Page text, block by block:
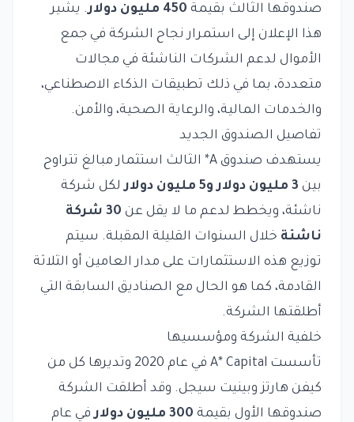
صندوقها الثالث بقيمة 450 مليون دولار
. يشير
هذا الإعلان إلى استمرار نجاح الشركة في جمع
الأموال لدعم الشركات الناشئة في مجالات
متعددة، بما في ذلك تطبيقات الذكاء الاصطناعي،
والخدمات المالية، والرعاية الصحية، والأمن.
تفاصيل الصندوق الجديد
يستهدف صندوق A* الثالث استثمار مبالغ تتراوح
بين 3 مليون دولار و5 مليون دولار
لكل شركة
ناشئة، ويخطط لدعم ما لا يقل عن
30 شركة
ناشئة خلال السنوات القليلة المقبلة. سيتم
توزيع هذه الاستثمارات على مدار العامين أو الثلاثة
القادمة، كما هو الحال مع الصناديق السابقة التي
أطلقتها الشركة.
خلفية الشركة ومؤسسيها
تأسست A* Capital في عام 2020 وتديرها كل من
كيفن هارتز وبينيت سيجل. وقد أطلقت الشركة
صندوقها الأول بقيمة 300 مليون دولار
في عام